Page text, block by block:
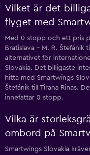
Vilket är det
flyget med
Med 0 stopp och ett pris
Bratislava - M. R. Štefánik
alternativet för
Slovakia. Det billigaste
hitta med Smartwings
Štefánik till Tirana Rinas.
innefattar 0 stopp.
Vilka är
ombord på
Smartwings Slovakia